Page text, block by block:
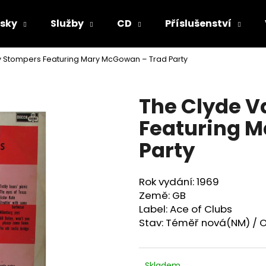
Služby CD Příslušenství
Stompers Featuring Mary McGowan ‎– Trad Party
The Clyde
Featuring
Party
Rok vydání: 1969
Země: GB
Label: Ace of Clubs
Stav: Téměř nová(NM) /
Co potřebujete najít?
HLEDAT